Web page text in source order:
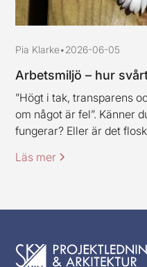
Pia Klarke•2026-06-05
Arbetsmiljö – hur
”Högt i tak, transparens
om något är fel”. Känner
fungerar? Eller är det
Läs mer